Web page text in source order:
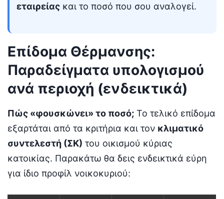
εταιρείας και το ποσό που σου αναλογεί.
Επίδομα Θέρμανσης:
Παραδείγματα υπολογισμού
ανά περιοχή (ενδεικτικά)
Πώς «φουσκώνει» το ποσό; Το τελικό επίδομα
εξαρτάται από τα κριτήρια και τον κλιματικό
συντελεστή (ΣΚ) του οικισμού κύριας
κατοικίας. Παρακάτω θα δεις ενδεικτικά εύρη
για ίδιο προφίλ νοικοκυριού: